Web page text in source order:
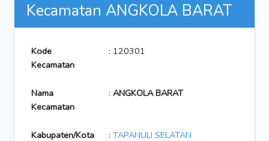
Kecamatan ANGKOLA BARAT
Kode
Kecamatan
: 120301
Nama
Kecamatan
: ANGKOLA BARAT
Kabupaten/Kota : TAPANULI SELATAN